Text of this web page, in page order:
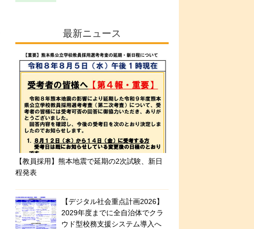
最新ニュース
【教員採用】熊本地震で延期の2次試験、新日
程発表
【デジタル社会重点計画2026】
2029年度までに全自治体でクラ
ウド型校務支援システム導入へ